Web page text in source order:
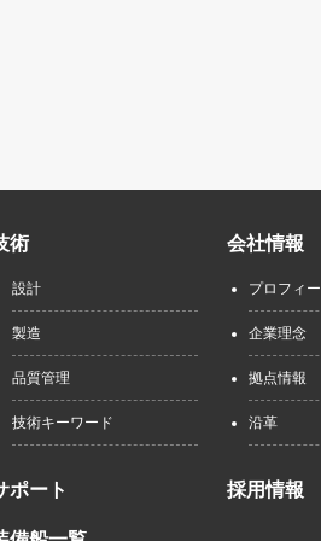
術
設計
製造
品質管理
技術キーワード
ポート
会社情報
プロフィ
企業理念
拠点情報
沿革
採用情報